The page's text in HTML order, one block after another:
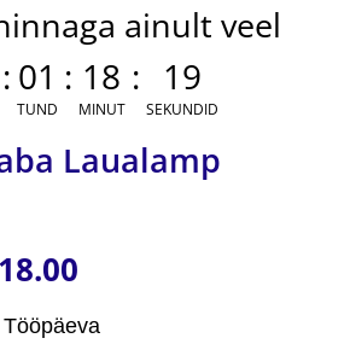
ainult veel
: 01
TUND
: 18
MINUT
: 19
SEKUNDID
Laualamp